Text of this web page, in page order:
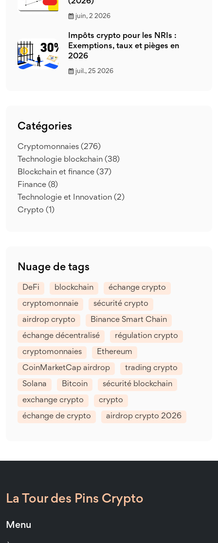
(2026)
juin, 2 2026
Impôts crypto pour les NRIs :
Exemptions, taux et pièges en
2026
juil., 25 2026
Catégories
Cryptomonnaies (276)
Technologie blockchain (38)
Blockchain et finance (37)
Finance (8)
Technologie et Innovation (2)
Crypto (1)
Nuage de tags
DeFi blockchain échange crypto
cryptomonnaie sécurité crypto
airdrop crypto Binance Smart Chain
échange décentralisé régulation crypto
cryptomonnaies Ethereum
CoinMarketCap airdrop trading crypto
Solana Bitcoin sécurité blockchain
exchange crypto crypto
échange de crypto airdrop crypto 2026
La Tour des Pins Crypto
Menu